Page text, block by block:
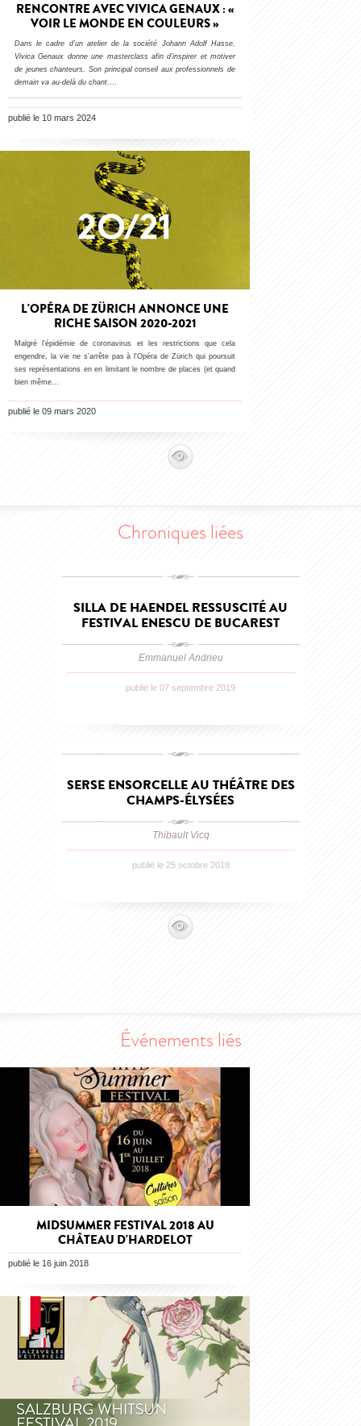
RENCONTRE AVEC VIVICA GENAUX : «
VOIR LE MONDE EN COULEURS »
Dans le cadre d’un atelier de la société Johann Adolf Hasse,
Vivica Genaux donne une masterclass afin d’inspirer et motiver
de jeunes chanteurs. Son principal conseil aux professionnels de
demain va au-delà du chant. …
publié le 10 mars 2024
L'OPÉRA DE ZÜRICH ANNONCE UNE
RICHE SAISON 2020-2021
Malgré l'épidémie de coronavirus et les restrictions que cela
engendre, la vie ne s'arrête pas à l'Opéra de Zürich qui poursuit
ses représentations en en limitant le nombre de places (et quand
bien même…
publié le 09 mars 2020
Chroniques liées
SILLA DE HAENDEL RESSUSCITÉ AU
FESTIVAL ENESCU DE BUCAREST
Emmanuel Andrieu
publié le 07 septembre 2019
SERSE ENSORCELLE AU THÉÂTRE DES
CHAMPS-ÉLYSÉES
Thibault Vicq
publié le 25 octobre 2018
Événements liés
MIDSUMMER FESTIVAL 2018 AU
CHÂTEAU D'HARDELOT
publié le 16 juin 2018